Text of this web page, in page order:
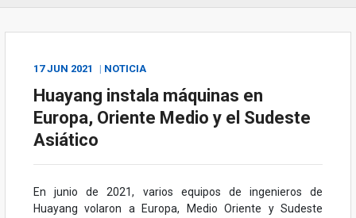
17 JUN 2021 NOTICIA
Huayang instala máquinas en
Europa, Oriente Medio y el Sudeste
Asiático
En junio de 2021, varios equipos de ingenieros de
Huayang volaron a Europa, Medio Oriente y Sudeste